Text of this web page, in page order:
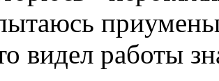
видел работы